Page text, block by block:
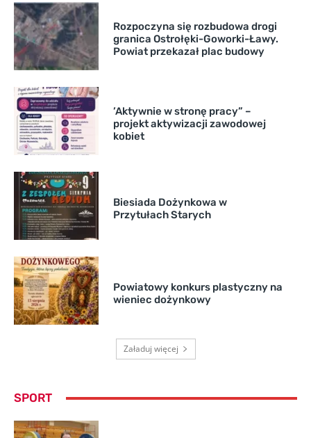
Rozpoczyna się rozbudowa drogi
granica Ostrołęki-Goworki-Ławy.
Powiat przekazał plac budowy
’Aktywnie w stronę pracy” –
projekt aktywizacji zawodowej
kobiet
Biesiada Dożynkowa w
Przytułach Starych
Powiatowy konkurs plastyczny na
wieniec dożynkowy
Załaduj więcej
SPORT